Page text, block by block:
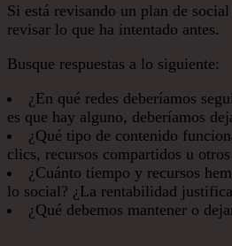
Si está revisando un plan de
revisar lo que ha intentado antes.
Busque respuestas a lo siguiente:
¿En qué redes deberíamos
es que hay alguno, deberíamos
¿Qué tipo de contenido
clics, recursos compartidos u
¿Cuánto tiempo y recursos
lo social? ¿La rentabilidad
¿Qué debemos mantener o